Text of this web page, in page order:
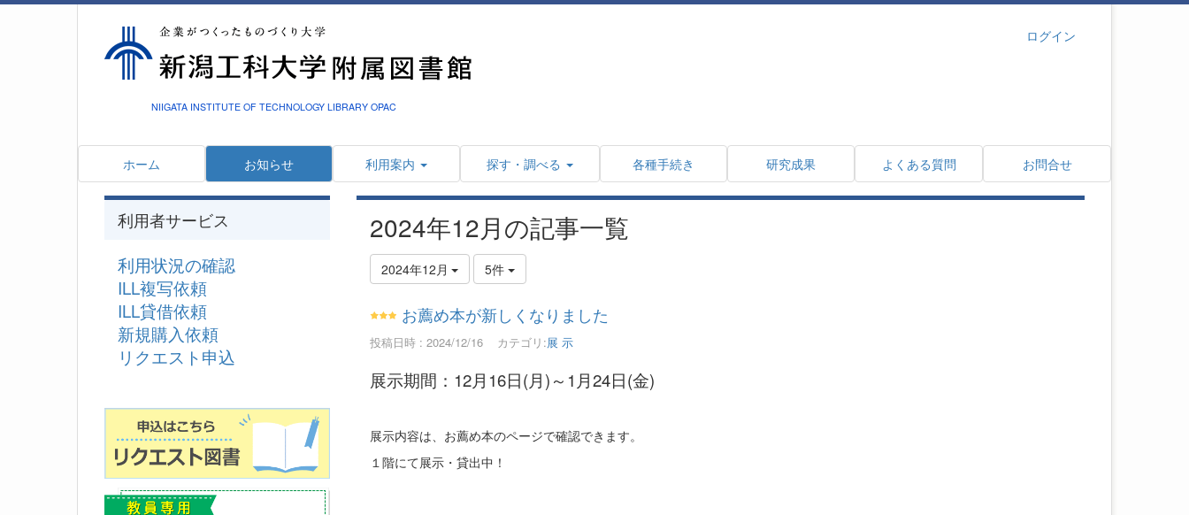
NIIGATA INSTITUTE OF TECHNOLOGY LIBRARY OPAC
ログイン
ホーム お知らせ 利用案内 探す・調べる 各種手続き 研究成果 よくある質問 お問合せ
2024年12月の記事一覧
2024年12月 5件
お薦め本が新しくなりました
投稿日時 : 2024/12/16 カテゴリ:展 示
展示期間：12月16日(月)～1月24日(金)
展示内容は、お薦め本のページで確認できます。
１階にて展示・貸出中！
利用者サービス
利用状況の確認
ILL複写依頼
ILL貸借依頼
新規購入依頼
リクエスト申込